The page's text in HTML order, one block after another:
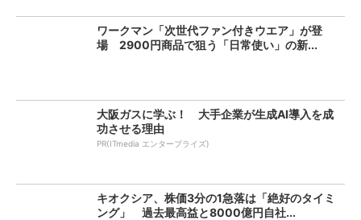
ワークマン「次世代ファン付きウエア」が登
場 2900円商品で狙う「日常使い」の新...
大阪ガスに学ぶ！ 大手企業が生成AI導入を成
功させる理由
PR(ITmedia エンタープライズ)
キオクシア、株価3分の1急落は「絶好のタイミ
ング」 過去最高益と8000億円自社...